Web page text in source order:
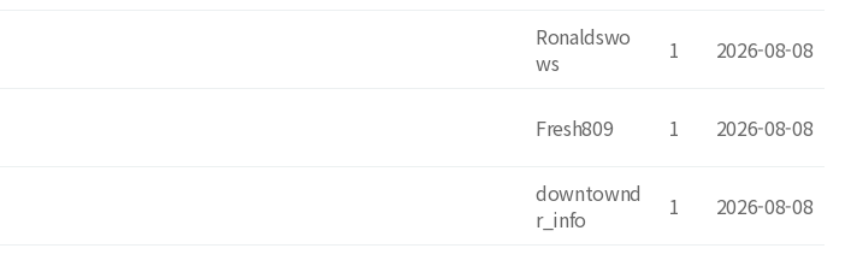
Ronaldswo
ws
1 2026-08-08
Fresh809 1 2026-08-08
downtownd
r_info
1 2026-08-08